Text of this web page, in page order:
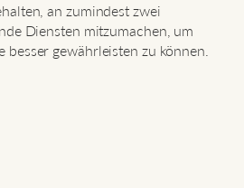
an zumindest zwei
Diensten mitzumachen, um
besser gewährleisten zu können.